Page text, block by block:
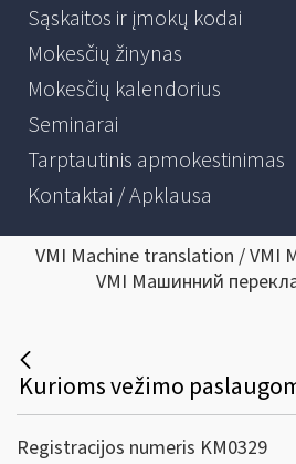
Sąskaitos ir įmokų kodai
Mokesčių žinynas
Mokesčių kalendorius
Seminarai
Tarptautinis apmokestinimas
Kontaktai / Apklausa
VMI Machine translation /
VMI Машинний
Registracijos numeris KM0329